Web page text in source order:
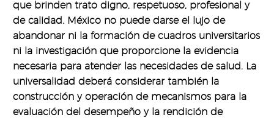
que brinden trato digno, respetuoso, profesional y
de calidad. México no puede darse el lujo de
abandonar ni la formación de cuadros universitarios
ni la investigación que proporcione la evidencia
necesaria para atender las necesidades de salud. La
universalidad deberá considerar también la
construcción y operación de mecanismos para la
evaluación del desempeño y la rendición de